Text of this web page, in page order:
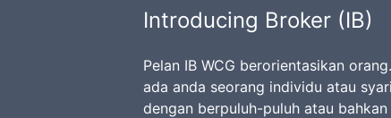
Introducing Broker (IB)
Pelan IB WCG berorientasikan
ada anda seorang individu atau
dengan berpuluh-puluh atau bahkan